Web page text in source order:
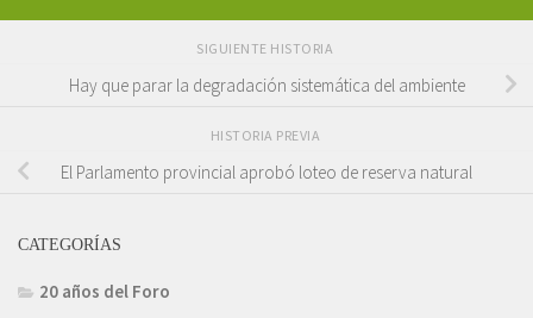
SIGUIENTE HISTORIA
Hay que parar la degradación sistemática del ambiente
HISTORIA PREVIA
El Parlamento provincial aprobó loteo de reserva natural
CATEGORÍAS
20 años del Foro